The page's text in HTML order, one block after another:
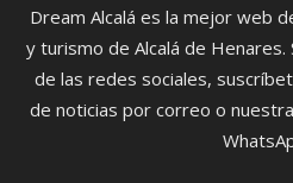
Dream Alcalá es la mejor web
y turismo de Alcalá de
de las redes sociales,
de noticias por correo o